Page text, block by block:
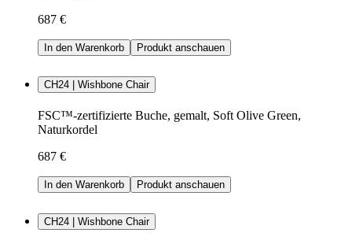
687 €
In den Warenkorb Produkt anschauen
CH24 | Wishbone Chair
FSC™-zertifizierte Buche, gemalt, Soft Olive Green,
Naturkordel
687 €
In den Warenkorb Produkt anschauen
CH24 | Wishbone Chair